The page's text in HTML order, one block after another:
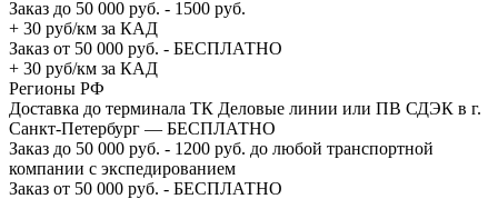
Заказ до 50 000 руб. - 1500 руб.
+ 30 руб/км за КАД
Заказ от 50 000 руб. - БЕСПЛАТНО
+ 30 руб/км за КАД
Регионы РФ
Доставка до терминала ТК Деловые линии или ПВ СДЭК в г.
Санкт-Петербург — БЕСПЛАТНО
Заказ до 50 000 руб. - 1200 руб. до любой транспортной
компании с экспедированием
Заказ от 50 000 руб. - БЕСПЛАТНО